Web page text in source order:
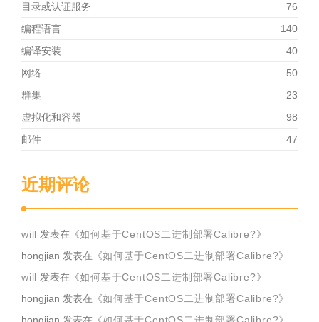
目录或认证服务
76
编程语言
140
编译安装
40
网络
50
群集
23
虚拟化和容器
98
邮件
47
近期评论
will 发表在《如何基于CentOS二进制部署Calibre?》
hongjian 发表在《如何基于CentOS二进制部署Calibre?》
will 发表在《如何基于CentOS二进制部署Calibre?》
hongjian 发表在《如何基于CentOS二进制部署Calibre?》